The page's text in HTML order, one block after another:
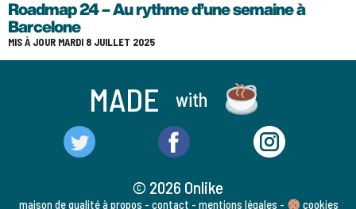
Roadmap 24 – Au rythme d’une semaine à
Barcelone
MIS À JOUR MARDI 8 JUILLET 2025
MADE with
© 2026 Onlike
maison de qualitéà propos - contact - mentions légales - cookies